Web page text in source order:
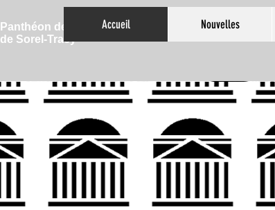
Panthéon des Sports
de Sorel-Tracy
Accueil Nouvelles